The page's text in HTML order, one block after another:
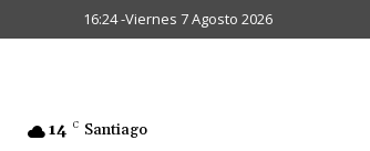
16:24 -Viernes 7 Agosto 2026
14 C Santiago